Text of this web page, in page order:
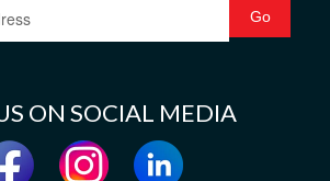
ON SOCIAL MEDIA